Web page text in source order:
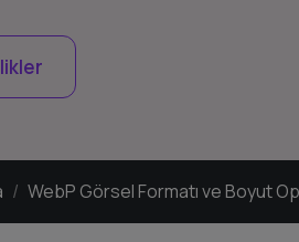
WebP Görsel Formatı ve Boyut